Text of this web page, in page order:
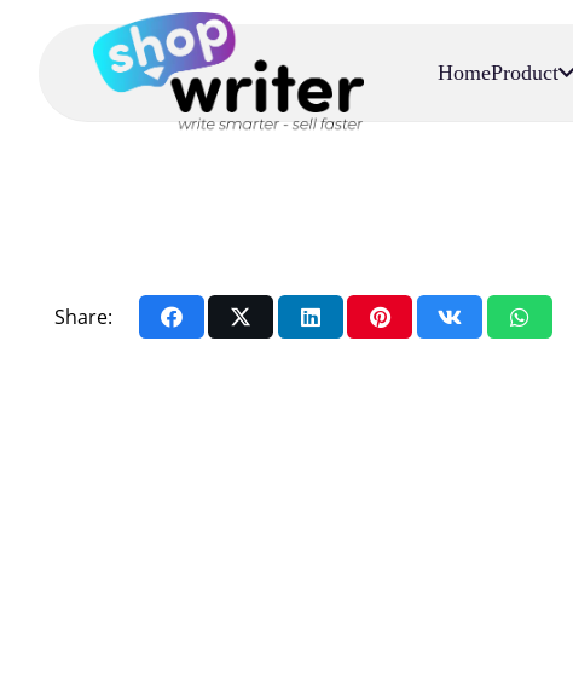
HomeProduct
Share: